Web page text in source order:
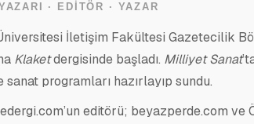
· EDITÖR · YAZAR
İletişim Fakültesi Gazetecilik
Klaketdergisinde başladı. Milliyet Sanat
sanat programları hazırlayıp sundu.
editörü; beyazperde.com ve